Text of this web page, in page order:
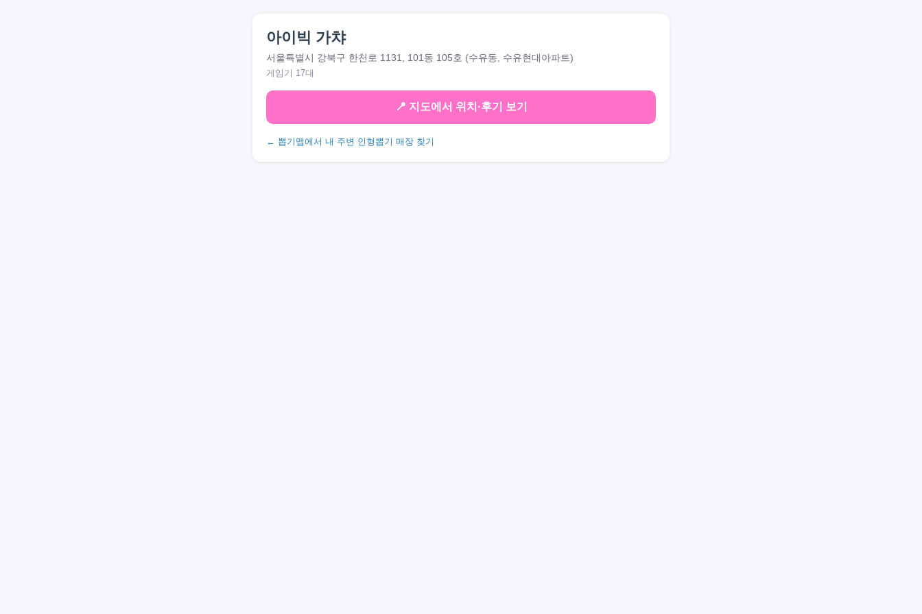
아이빅 가챠
서울특별시 강북구 한천로 1131, 101동 105호 (수유동, 수유현대아파트)
게임기 17대
📍 지도에서 위치·후기 보기
← 뽑기맵에서 내 주변 인형뽑기 매장 찾기